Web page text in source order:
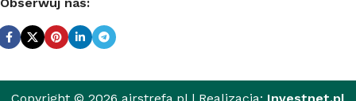
Obserwuj nas: